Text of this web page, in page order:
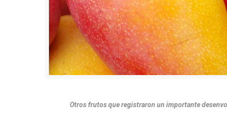
Otros frutos que registraron un importante